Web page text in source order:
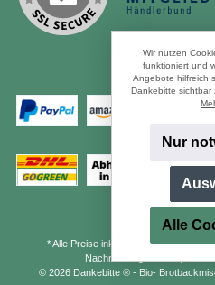
* Alle Preise inkl. gesetzl.
Nachnahmegebühren, wenn
© 2026 Dankebitte ® - Bio-
Wir nutzen
funktioniert und
Angebote hilfreich
Dankebitte sichtbar
Nur
Alle